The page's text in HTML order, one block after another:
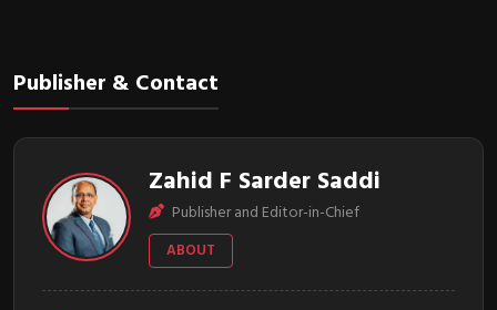
Publisher & Contact
Zahid F Sarder Saddi
Publisher and Editor-in-Chief
ABOUT